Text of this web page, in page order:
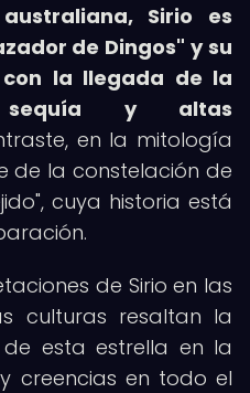
Sirio es
de Dingos" y su
la llegada de la
y altas
en la mitología
de la constelación de
cuya historia está
de Sirio en las
culturas resaltan la
esta estrella en la
creencias en todo el